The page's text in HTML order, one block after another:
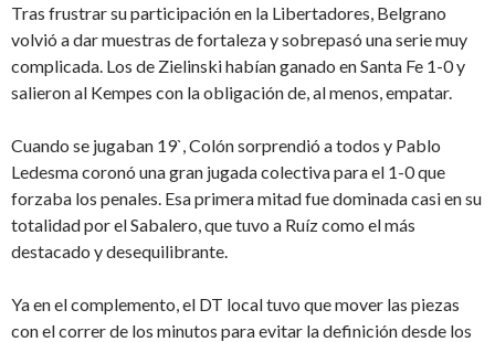
Tras frustrar su participación en la Libertadores, Belgrano
volvió a dar muestras de fortaleza y sobrepasó una serie muy
complicada. Los de Zielinski habían ganado en Santa Fe 1-0 y
salieron al Kempes con la obligación de, al menos, empatar.
Cuando se jugaban 19`, Colón sorprendió a todos y Pablo
Ledesma coronó una gran jugada colectiva para el 1-0 que
forzaba los penales. Esa primera mitad fue dominada casi en su
totalidad por el Sabalero, que tuvo a Ruíz como el más
destacado y desequilibrante.
Ya en el complemento, el DT local tuvo que mover las piezas
con el correr de los minutos para evitar la definición desde los